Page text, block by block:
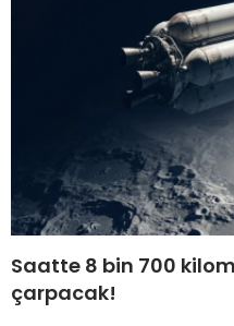
Saatte 8 bin 700
çarpacak!